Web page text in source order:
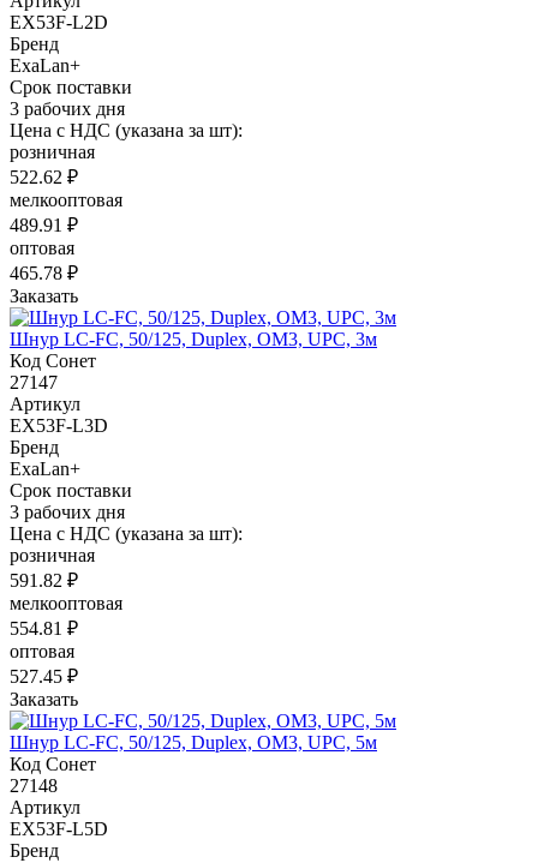
EX53F-L2D
Бренд
ExaLan+
Срок поставки
3 рабочих дня
Цена с НДС (указана за шт):
розничная
522.62 ₽
мелкооптовая
489.91 ₽
оптовая
465.78 ₽
Заказать
Шнур LC-FC, 50/125, Duplex, OM3, UPC, 3м
Код Сонет
27147
Артикул
EX53F-L3D
Бренд
ExaLan+
Срок поставки
3 рабочих дня
Цена с НДС (указана за шт):
розничная
591.82 ₽
мелкооптовая
554.81 ₽
оптовая
527.45 ₽
Заказать
Шнур LC-FC, 50/125, Duplex, OM3, UPC, 5м
Код Сонет
27148
Артикул
EX53F-L5D
Бренд